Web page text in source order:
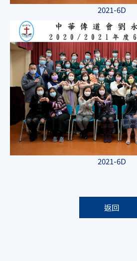
2021-6D
2021-6D
返回